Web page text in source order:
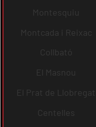
Montesquiu
Montcada i Reixac
Collbató
El Masnou
El Prat de Llobregat
Centelles